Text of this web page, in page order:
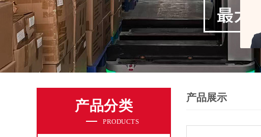
产品分类
PRODUCTS
产品展示